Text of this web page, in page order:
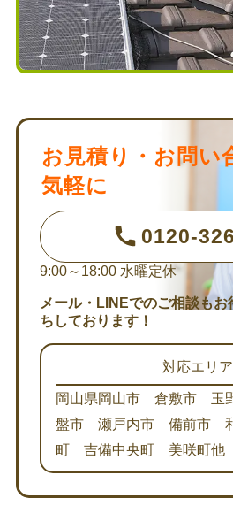
お見積り・お問い
気軽に
0120-
9:00～18:00 水曜定休
メール・LINEでのご相談もお
ちしております！
対応エリア
岡山県岡山市 倉敷市
盤市 瀬戸内市 備前市
町 吉備中央町 美咲町他